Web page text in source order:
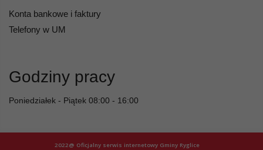
Konta bankowe i faktury
Telefony w UM
Godziny pracy
Poniedziałek - Piątek 08:00 - 16:00
2022@ Oficjalny serwis internetowy Gminy Ryglice